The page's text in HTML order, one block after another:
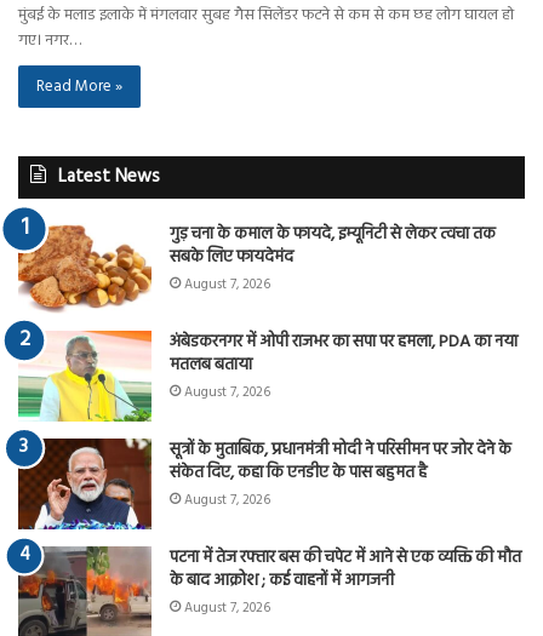
मुंबई के मलाड इलाके में मंगलवार सुबह गैस सिलेंडर फटने से कम से कम छह लोग घायल हो
गए। नगर…
Read More »
Latest News
गुड़ चना के कमाल के फायदे, इम्यूनिटी से लेकर त्वचा तक
सबके लिए फायदेमंद
August 7, 2026
अंबेडकरनगर में ओपी राजभर का सपा पर हमला, PDA का नया
मतलब बताया
August 7, 2026
सूत्रों के मुताबिक, प्रधानमंत्री मोदी ने परिसीमन पर जोर देने के
संकेत दिए, कहा कि एनडीए के पास बहुमत है
August 7, 2026
पटना में तेज रफ्तार बस की चपेट में आने से एक व्यक्ति की मौत
के बाद आक्रोश ; कई वाहनों में आगजनी
August 7, 2026